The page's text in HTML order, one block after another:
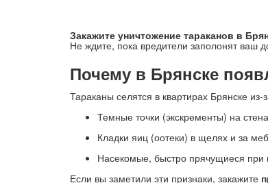
Закажите уничтожение тараканов в
Не ждите, пока вредители заполонят ваш
Почему в Брянске
Тараканы селятся в квартирах Брянске
Темные точки (экскременты) на
Кладки яиц (оотеки) в щелях и за
Насекомые, быстро прячущиеся при
Если вы заметили эти признаки, закажите